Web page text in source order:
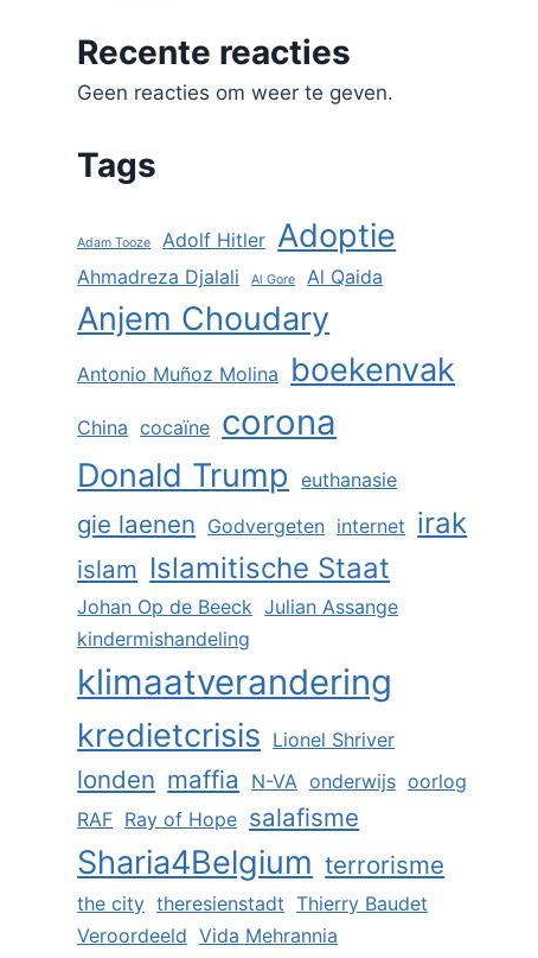
Recente reacties
Geen reacties om weer te geven.
Tags
Adam Tooze Adolf Hitler Adoptie
Ahmadreza Djalali Al Gore Al Qaida
Anjem Choudary
Antonio Muñoz Molina boekenvak
China cocaïne corona
Donald Trump euthanasie
gie laenen Godvergeten internet irak
islam Islamitische Staat
Johan Op de Beeck Julian Assange
kindermishandeling
klimaatverandering
kredietcrisis Lionel Shriver
londen maffia N-VA onderwijs oorlog
RAF Ray of Hope salafisme
Sharia4Belgium terrorisme
the city theresienstadt Thierry Baudet
Veroordeeld Vida Mehrannia